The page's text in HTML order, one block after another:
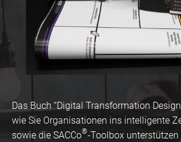
Das Buch “Digital Transformation
wie Sie Organisationen ins intelligente
sowie die SACCo®-Toolbox unterstützen